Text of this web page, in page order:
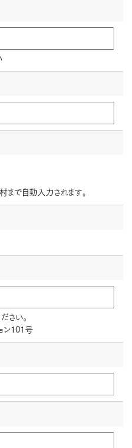
で自動入力されます。
さい。
ン101号